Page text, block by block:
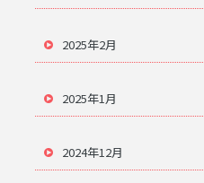
2025年2月
2025年1月
2024年12月